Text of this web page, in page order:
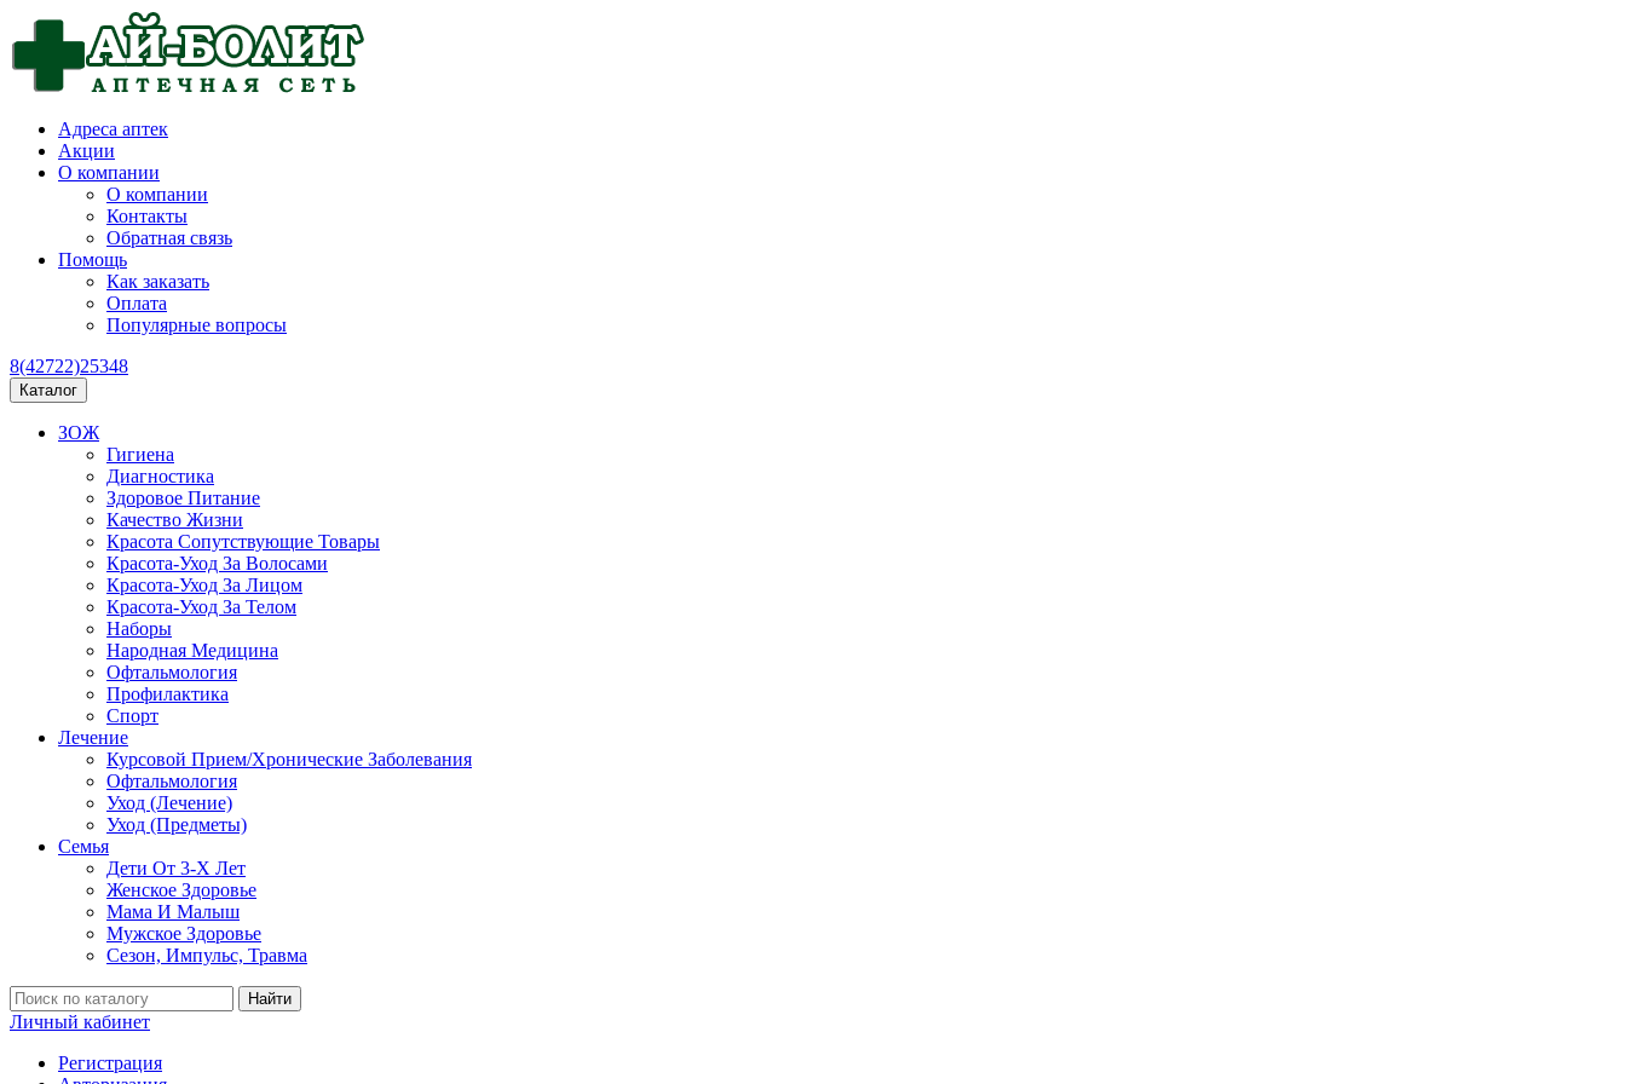
Адреса аптек
Акции
О компании
О компании
Контакты
Обратная связь
Помощь
Как заказать
Оплата
Популярные вопросы
8(42722)25348
Каталог
ЗОЖ
Гигиена
Диагностика
Здоровое Питание
Качество Жизни
Красота Сопутствующие Товары
Красота-Уход За Волосами
Красота-Уход За Лицом
Красота-Уход За Телом
Наборы
Народная Медицина
Офтальмология
Профилактика
Спорт
Лечение
Курсовой Прием/Хронические Заболевания
Офтальмология
Уход (Лечение)
Уход (Предметы)
Семья
Дети От 3-Х Лет
Женское Здоровье
Мама И Малыш
Мужское Здоровье
Сезон, Импульс, Травма
Найти
Личный кабинет
Регистрация